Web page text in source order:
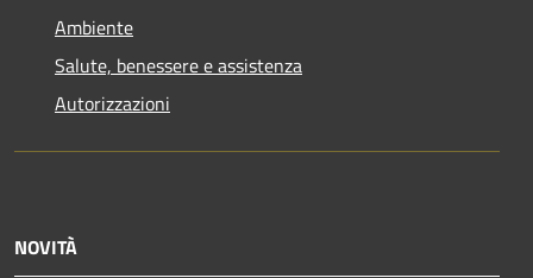
Ambiente
Salute, benessere e assistenza
Autorizzazioni
NOVITÀ